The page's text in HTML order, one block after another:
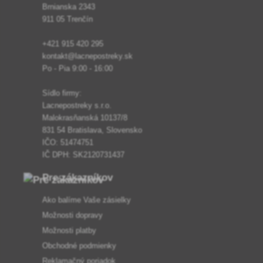
Brnianska 2343
911 05 Trenčín
+421 915 420 295
kontakt@lacnepostreky.sk
Po - Pia 9:00 - 16:00
Sídlo firmy:
Lacnepostreky s.r.o.
Malokrasňanská 10137/8
831 54 Bratislava, Slovensko
IČO: 51474751
IČ DPH: SK2120731437
Pre zákazníkov
Ako balíme Vaše zásielky
Možnosti dopravy
Možnosti platby
Obchodné podmienky
Reklamačný poriadok